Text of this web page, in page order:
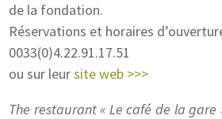
de la fondation.
Réservations et horaires
0033(0)4.22.91.17.51
ou sur leursite web >>>
The restaurant « Le café de la